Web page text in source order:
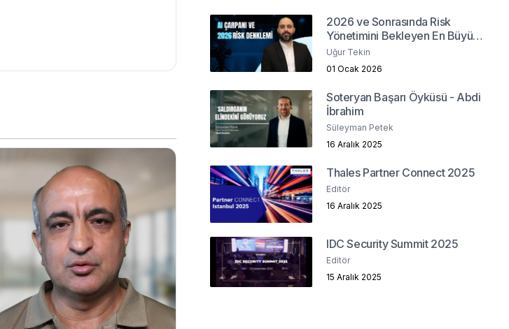
2026 ve Sonrasında Risk
Yönetimini Bekleyen En Büyük
Meydan Okuma Nedir?
Uğur Tekin
01 Ocak 2026
Soteryan Başarı Öyküsü - Abdi
İbrahim
Süleyman Petek
16 Aralık 2025
Thales Partner Connect 2025
Editör
16 Aralık 2025
IDC Security Summit 2025
Editör
15 Aralık 2025